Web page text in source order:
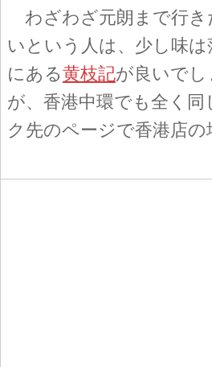
わざわざ元朗まで行き
いという人は、少し味
にある黄枝記が良いで
が、香港中環でも全く
ク先のページで香港店